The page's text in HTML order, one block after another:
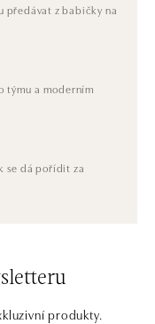
předávat z babičky na
týmu a moderním
se dá pořídit za
produkty.